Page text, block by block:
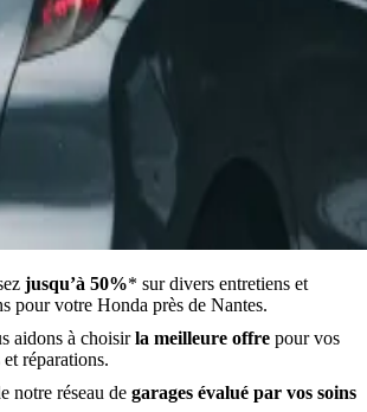
jusqu’à 50%* sur divers entretiens et
pour votre Honda près de Nantes.
aidons à choisirla meilleure offre pour vos
réparations.
notre réseau de garages évalué par vos soins